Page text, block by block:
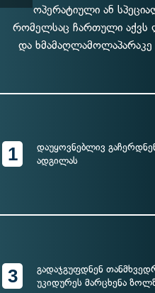
ოპერატიული ან
რომელსაც ჩართული აქვს
და ხმამაღლამოლაპარაკე
1
დაუყოვნებლივ
ადგილას
3
გადაჯგუფდნენ
უკიდურეს მარცხენა